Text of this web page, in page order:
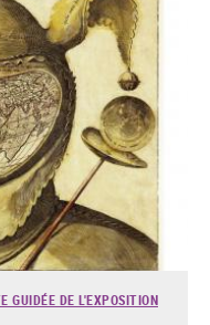
GUIDÉE DE L'EXPOSITION